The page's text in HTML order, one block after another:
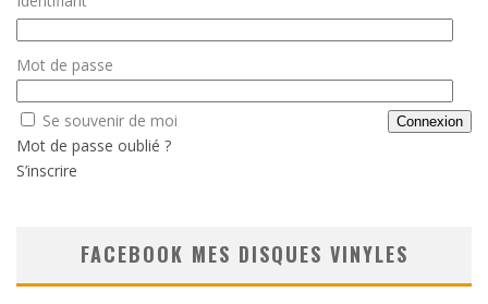
Mot de passe
Se souvenir de moi
Mot de passe oublié ?
S’inscrire
FACEBOOK MES DISQUES VINYLES